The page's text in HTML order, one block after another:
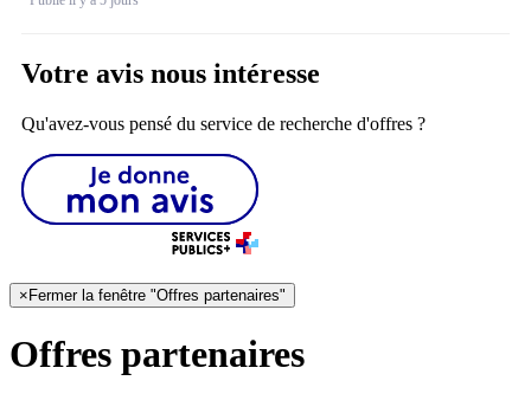
Votre avis nous intéresse
Qu'avez-vous pensé du service de recherche d'offres ?
× Fermer la fenêtre "Offres partenaires"
Offres partenaires